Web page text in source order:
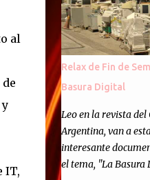
al
IT,
nuestra propia
independiente e
nos ocurrió que
cuando digo
gente que alguna
semanario como
eso se nos ocurrió
vivo. La tarea no fué
coordinar horarios,
configurar muchos
muchas pruebas.
Relax de Fin de
Basura Digital
Leo en la revista del
Argentina, van a
interesante
el tema, "La Basura